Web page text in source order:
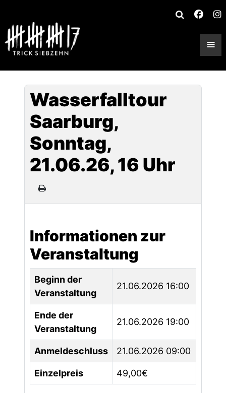
≡
Wasserfalltour
Saarburg,
Sonntag,
21.06.26, 16 Uhr
Informationen zur
Veranstaltung
Beginn der
Veranstaltung
21.06.2026 16:00
Ende der
Veranstaltung
21.06.2026 19:00
Anmeldeschluss 21.06.2026 09:00
Einzelpreis 49,00€